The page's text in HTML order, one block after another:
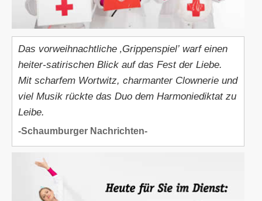
Das vorweihnachtliche ‚Grippenspiel’ warf einen
heiter-satirischen Blick auf das Fest der Liebe.
Mit scharfem Wortwitz, charmanter Clownerie und
viel Musik rückte das Duo dem Harmoniediktat zu
Leibe.
-Schaumburger Nachrichten-